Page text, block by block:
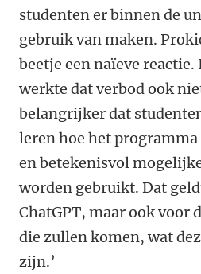
studenten er binnen de
gebruik van maken.
beetje een naïeve
werkte dat verbod ook
belangrijker dat
leren hoe het
en betekenisvol
worden gebruikt. Dat
ChatGPT, maar ook voor
die zullen komen, wat
zijn.’